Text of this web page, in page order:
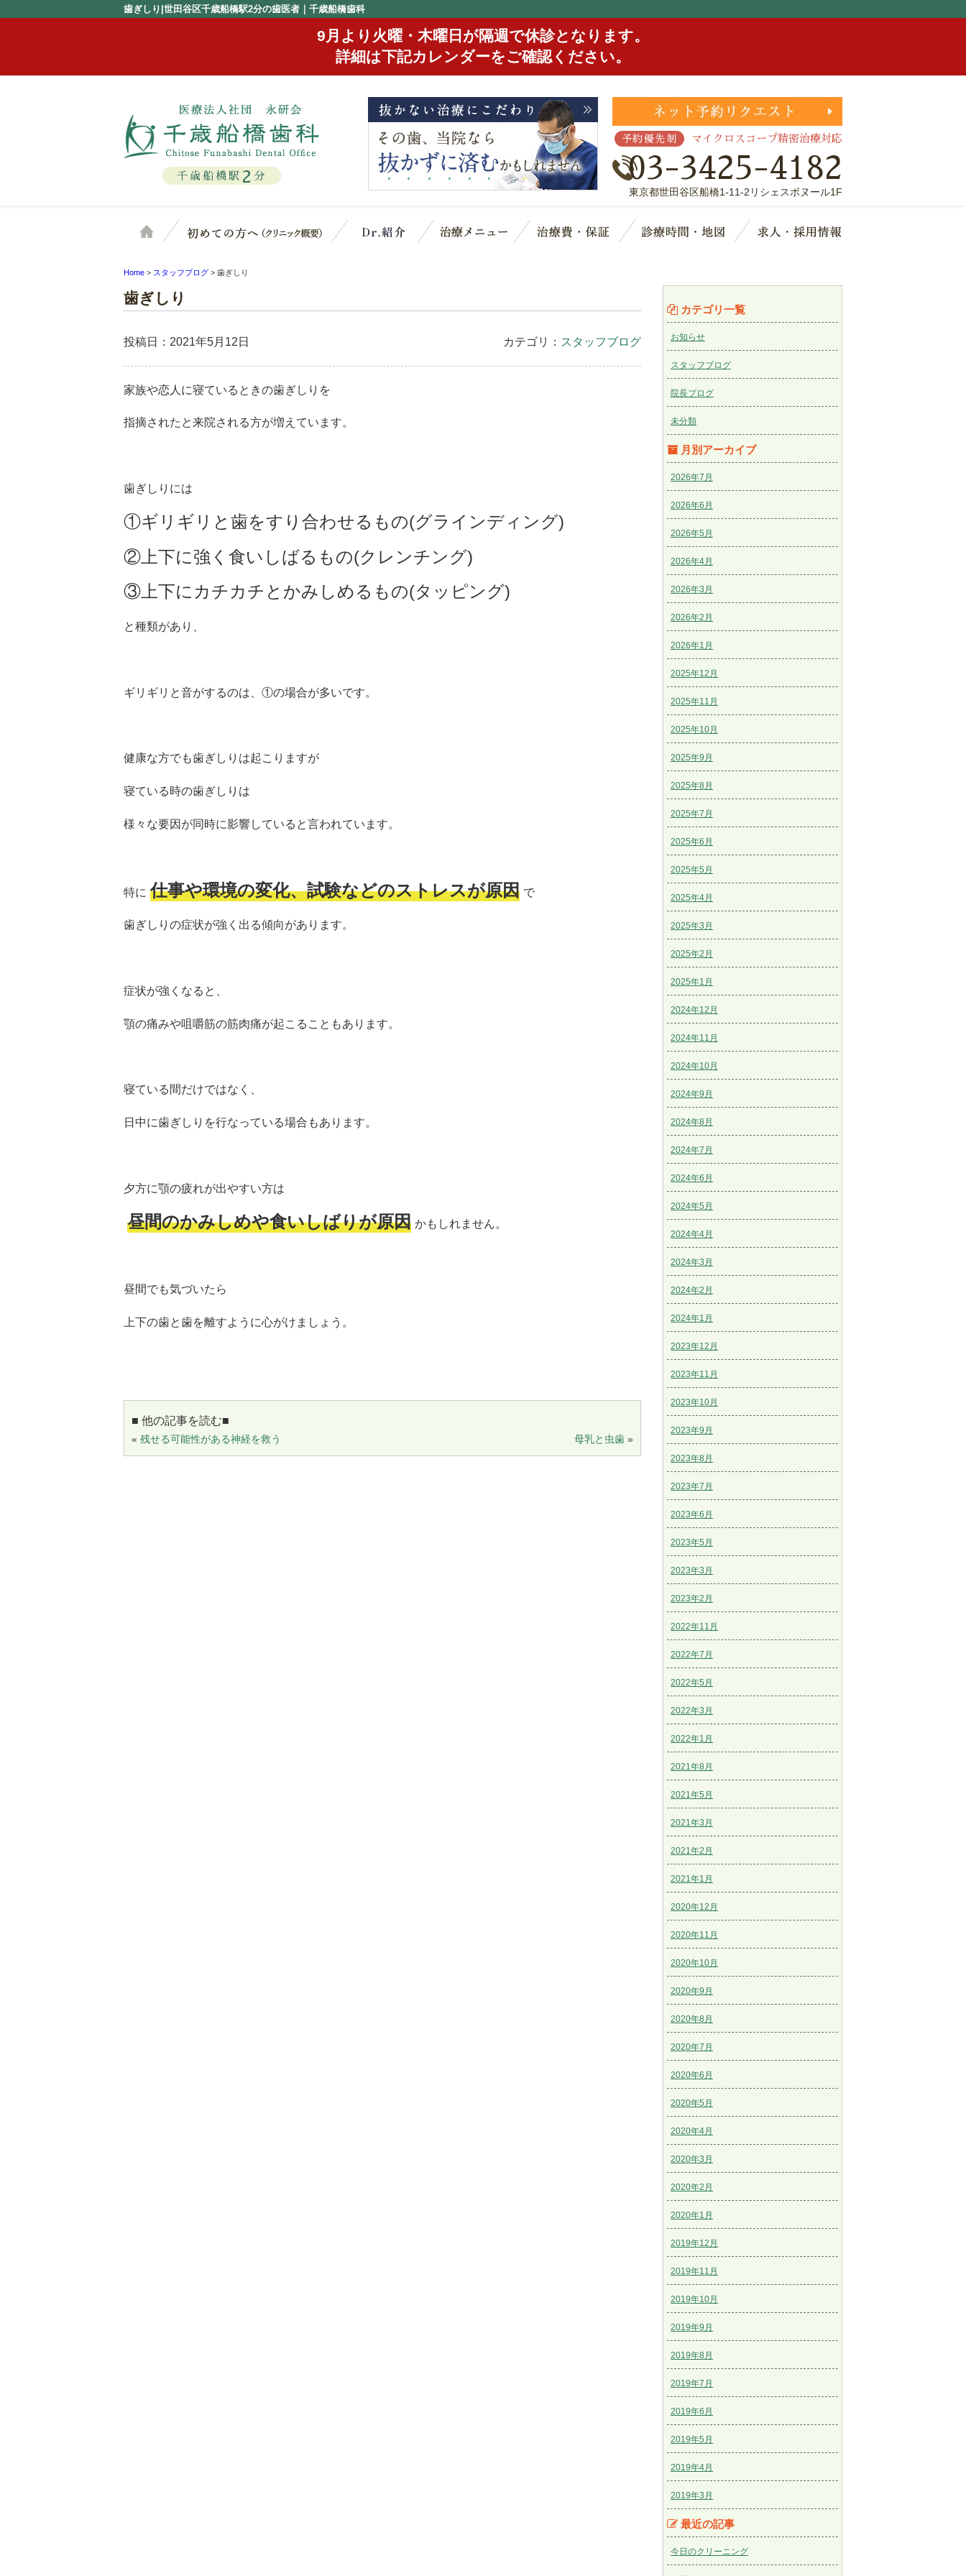
歯ぎしり|世田谷区千歳船橋駅2分の歯医者｜千歳船橋歯科
9月より火曜・木曜日が隔週で休診となります。
詳細は下記カレンダーをご確認ください。
千歳船橋駅 2 分
予約優先制 マイクロスコープ精密治療対応
03-3425-4182
東京都世田谷区船橋1-11-2リシェスボヌール1F
ホーム クリニック概要(初めての方へ)
スタッフ紹介 治療メニュー 治療費・保証 診療時間・地図
Home > スタッフブログ > 歯ぎしり
歯ぎしり
投稿日：2021年5月12日 カテゴリ： スタッフブログ
家族や恋人に寝ているときの歯ぎしりを
指摘されたと来院される方が増えています。
歯ぎしりには
①ギリギリと歯をすり合わせるもの(グラインディング)
②上下に強く食いしばるもの(クレンチング)
③上下にカチカチとかみしめるもの(タッピング)
と種類があり、
ギリギリと音がするのは、①の場合が多いです。
健康な方でも歯ぎしりは起こりますが
寝ている時の歯ぎしりは
様々な要因が同時に影響していると言われています。
特に 仕事や環境の変化、試験などのストレスが原因 で
歯ぎしりの症状が強く出る傾向があります。
症状が強くなると、
顎の痛みや咀嚼筋の筋肉痛が起こることもあります。
寝ている間だけではなく、
日中に歯ぎしりを行なっている場合もあります。
夕方に顎の疲れが出やすい方は
昼間のかみしめや食いしばりが原因 かもしれません。
昼間でも気づいたら
上下の歯と歯を離すように心がけましょう。
■ 他の記事を読む■
« 残せる可能性がある神経を救う 母乳と虫歯 »
カテゴリ一覧
お知らせ
スタッフブログ
院長ブログ
未分類
月別アーカイブ
2026年7月
2026年6月
2026年5月
2026年4月
2026年3月
2026年2月
2026年1月
2025年12月
2025年11月
2025年10月
2025年9月
2025年8月
2025年7月
2025年6月
2025年5月
2025年4月
2025年3月
2025年2月
2025年1月
2024年12月
2024年11月
2024年10月
2024年9月
2024年8月
2024年7月
2024年6月
2024年5月
2024年4月
2024年3月
2024年2月
2024年1月
2023年12月
2023年11月
2023年10月
2023年9月
2023年8月
2023年7月
2023年6月
2023年5月
2023年3月
2023年2月
2022年11月
2022年7月
2022年5月
2022年3月
2022年1月
2021年8月
2021年5月
2021年3月
2021年2月
2021年1月
2020年12月
2020年11月
2020年10月
2020年9月
2020年8月
2020年7月
2020年6月
2020年5月
2020年4月
2020年3月
2020年2月
2020年1月
2019年12月
2019年11月
2019年10月
2019年9月
2019年8月
2019年7月
2019年6月
2019年5月
2019年4月
2019年3月
最近の記事
今日のクリーニング